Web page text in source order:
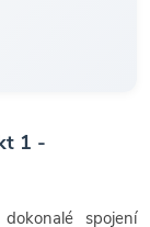
1 -
spojení